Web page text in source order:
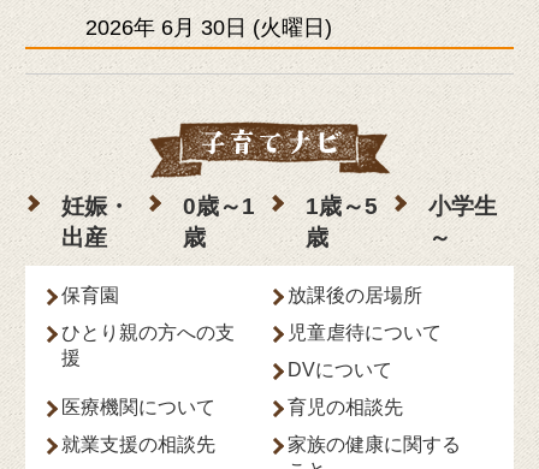
2026年 6月 30日 (火曜日)
妊娠・
出産
0歳～1
歳
1歳～5
歳
小学生
～
保育園
放課後の居場所
ひとり親の方への支
援
児童虐待について
DVについて
医療機関について
育児の相談先
就業支援の相談先
家族の健康に関する